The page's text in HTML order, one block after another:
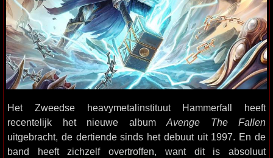
Het Zweedse heavymetalinstituut Hammerfall heeft
recentelijk het nieuwe album Avenge The Fallen
uitgebracht, de dertiende sinds het debuut uit 1997. En de
band heeft zichzelf overtroffen, want dit is absoluut